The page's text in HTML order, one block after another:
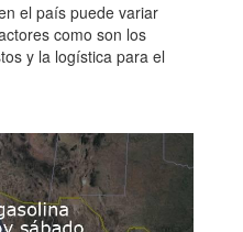
el país puede variar
como son los
y la logística para el